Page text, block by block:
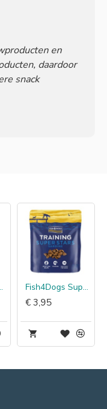
en
daardoor
snack
40 cm Fish4Dogs Superstars Training Sardine
€ 3,95